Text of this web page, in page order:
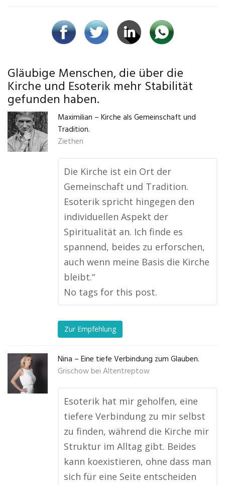
Gläubige Menschen, die über die
Kirche und Esoterik mehr Stabilität
gefunden haben.
Maximilian – Kirche als Gemeinschaft und
Tradition.
Ziethen
Die Kirche ist ein Ort der
Gemeinschaft und Tradition.
Esoterik spricht hingegen den
individuellen Aspekt der
Spiritualität an. Ich finde es
spannend, beides zu erforschen,
auch wenn meine Basis die Kirche
bleibt.“
No tags for this post.
Zur Empfehlung
Nina – Eine tiefe Verbindung zum Glauben.
Grischow bei Altentreptow
Esoterik hat mir geholfen, eine
tiefere Verbindung zu mir selbst
zu finden, während die Kirche mir
Struktur im Alltag gibt. Beides
kann koexistieren, ohne dass man
sich für eine Seite entscheiden